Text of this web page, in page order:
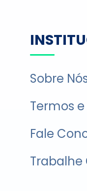
Sobre
Termos
Fale
Trabalhe